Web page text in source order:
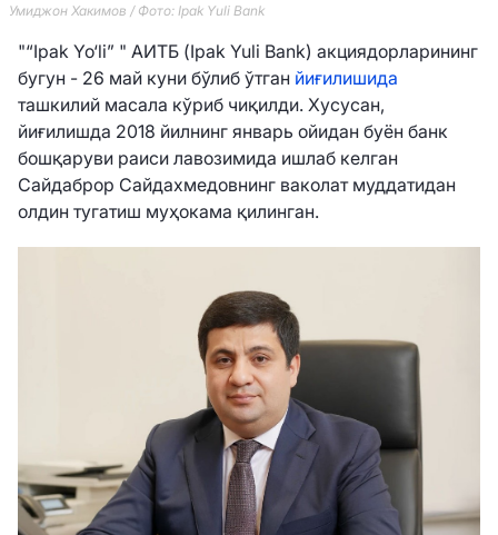
Умиджон Хакимов / Фото: Ipak Yuli Bank
"“Ipak Yo‘li” " АИТБ (Ipak Yuli Bank) акциядорларининг
бугун - 26 май куни бўлиб ўтган йиғилишида
ташкилий масала кўриб чиқилди. Хусусан,
йиғилишда 2018 йилнинг январь ойидан буён банк
бошқаруви раиси лавозимида ишлаб келган
Сайдаброр Сайдахмедовнинг ваколат муддатидан
олдин тугатиш муҳокама қилинган.